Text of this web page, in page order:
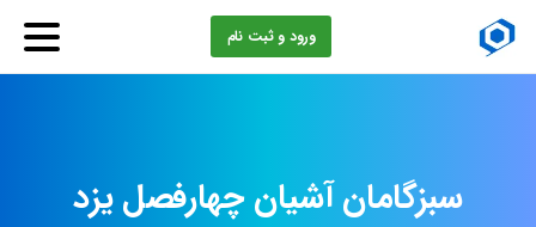
ورود و ثبت نام
سبزگامانآشیان چهارفصلیزد